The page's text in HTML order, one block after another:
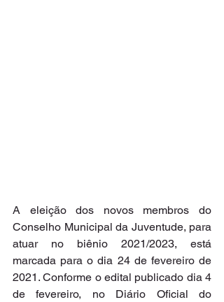
A eleição dos novos membros do
Conselho Municipal da Juventude, para
atuar no biênio 2021/2023, está
marcada para o dia 24 de fevereiro de
2021. Conforme o edital publicado dia 4
de fevereiro, no Diário Oficial do